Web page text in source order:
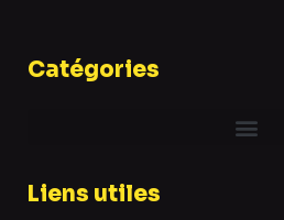
Catégories
Liens utiles